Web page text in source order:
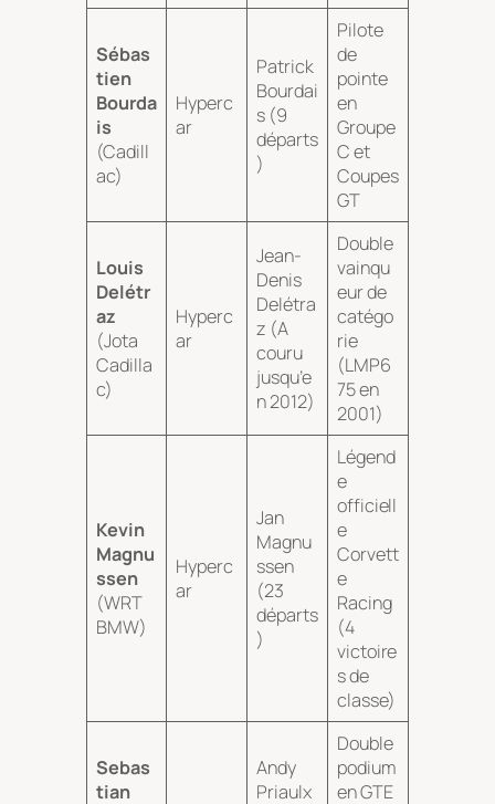
Sébas
tien
Bourda
is
(Cadill
ac)
Hyperc
ar
Patrick
Bourdai
s (9
départs
)
Pilote
de
pointe
en
Groupe
C et
Coupes
GT
Louis
Delétr
az
(Jota
Cadilla
c)
Hyperc
ar
Jean-
Denis
Delétra
z (A
couru
jusqu’e
n 2012)
Double
vainqu
eur de
catégo
rie
(LMP6
75 en
2001)
Kevin
Magnu
ssen
(WRT
BMW)
Hyperc
ar
Jan
Magnu
ssen
(23
départs
)
Légend
e
officiell
e
Corvett
e
Racing
(4
victoire
s de
classe)
Sebas
tian
Andy
Priaulx
Double
podium
en GTE